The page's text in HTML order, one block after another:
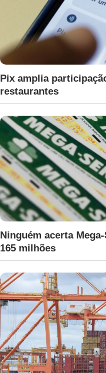
Pix amplia
restaurantes
Ninguém acerta
165 milhões